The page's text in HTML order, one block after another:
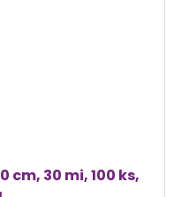
cm, 30 mi, 100 ks,